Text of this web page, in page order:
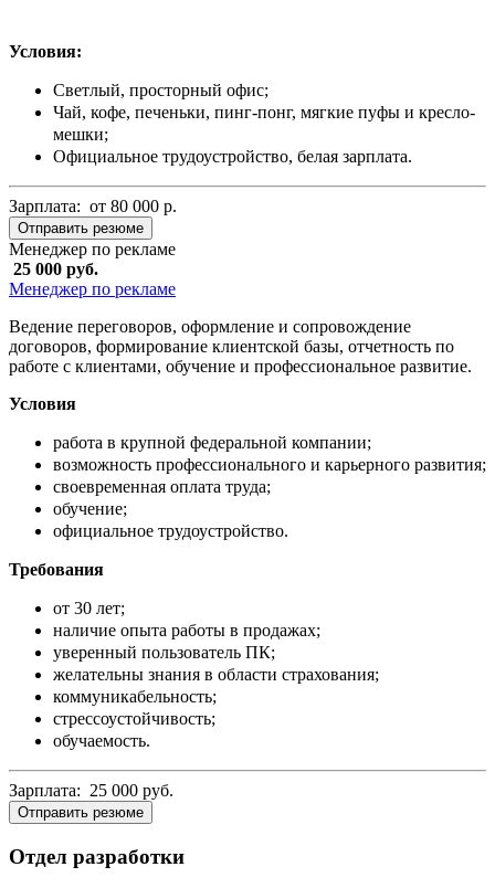
Условия:
Светлый, просторный офис;
Чай, кофе, печеньки, пинг-понг, мягкие пуфы и кресло-
мешки;
Официальное трудоустройство, белая зарплата.
Зарплата: от 80 000 р.
Отправить резюме
Менеджер по рекламе
25 000 руб.
Менеджер по рекламе
Ведение переговоров, оформление и сопровождение
договоров, формирование клиентской базы, отчетность по
работе с клиентами, обучение и профессиональное развитие.
Условия
работа в крупной федеральной компании;
возможность профессионального и карьерного развития;
своевременная оплата труда;
обучение;
официальное трудоустройство.
Требования
от 30 лет;
наличие опыта работы в продажах;
уверенный пользователь ПК;
желательны знания в области страхования;
коммуникабельность;
стрессоустойчивость;
обучаемость.
Зарплата: 25 000 руб.
Отправить резюме
Отдел разработки